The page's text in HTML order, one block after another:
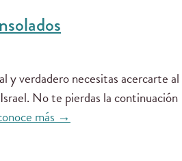
y verdadero necesitas acercarte al
No te pierdas la continuación
más →